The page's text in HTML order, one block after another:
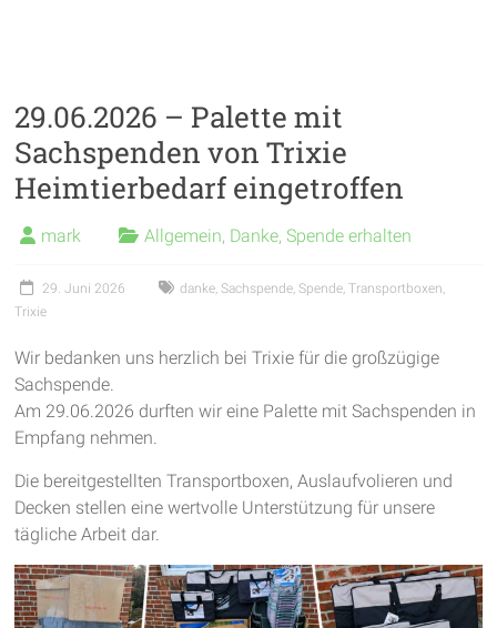
29.06.2026 – Palette mit
Sachspenden von Trixie
Heimtierbedarf eingetroffen
mark Allgemein, Danke,Spende erhalten
29. Juni 2026 danke, Sachspende, Spende,Transportboxen,
Trixie
Wir bedanken uns herzlich bei Trixie für die großzügige
Sachspende.
Am 29.06.2026 durften wir eine Palette mit Sachspenden in
Empfang nehmen.
Die bereitgestellten Transportboxen, Auslaufvolieren und
Decken stellen eine wertvolle Unterstützung für unsere
tägliche Arbeit dar.